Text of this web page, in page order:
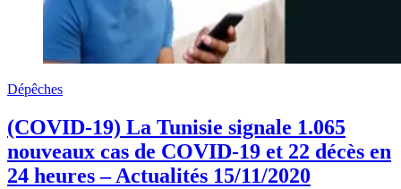
Dépêches
(COVID-19) La Tunisie signale 1.065
nouveaux cas de COVID-19 et 22 décès en
24 heures – Actualités 15/11/2020